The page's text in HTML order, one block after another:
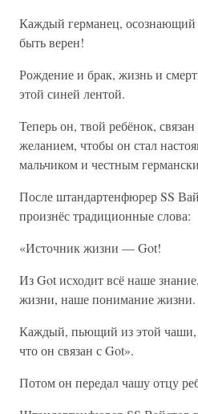
Каждый германец, осознающий
быть верен!
Рождение и брак, жизнь и
этой синей лентой.
Теперь он, твой ребёнок,
желанием, чтобы он стал
мальчиком и честным
После штандартенфюрер SS
произнёс традиционные слова:
«Источник жизни — Got!
Из Got исходит всё наше
жизни, наше понимание жизни.
Каждый, пьющий из этой чаши,
что он связан с Got».
Потом он передал чашу отцу